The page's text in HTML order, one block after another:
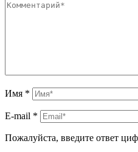
Имя *
E-mail *
Пожалуйста, введите ответ